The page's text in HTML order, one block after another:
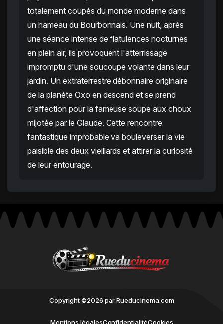
totalement coupés du monde moderne dans
un hameau du Bourbonnais. Une nuit, après
une séance intense de flatulences nocturnes
en plein air, ils provoquent l'atterrissage
impromptu d'une soucoupe volante dans leur
jardin. Un extraterrestre débonnaire originaire
de la planète Oxo en descend et se prend
d'affection pour la fameuse soupe aux choux
mijotée par le Glaude. Cette rencontre
fantastique improbable va bouleverser la vie
paisible des deux vieillards et attirer la curiosité
de leur entourage.
Copyright ©2026 par Rueducinema.com
Mentions légalesConfidentialitéCookies